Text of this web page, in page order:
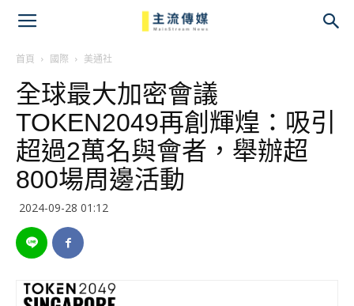
首頁 國際 美通社
全球最大加密會議
TOKEN2049再創輝煌：吸引
超過2萬名與會者，舉辦超
800場周邊活動
2024-09-28 01:12